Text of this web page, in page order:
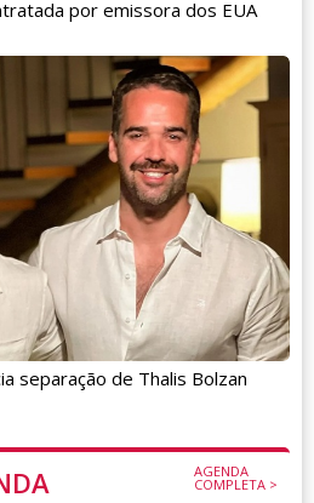
AGENDA
COMPLETA >
por emissora dos EUA
separação de Thalis Bolzan